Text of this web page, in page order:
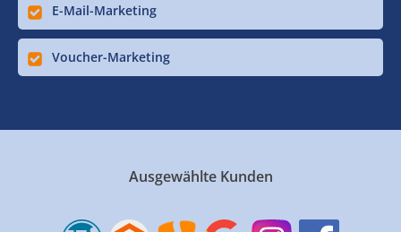
E-Mail-Marketing
Voucher-Marketing
Ausgewählte Kunden